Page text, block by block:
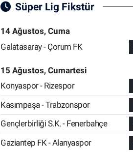
Süper Lig Fikstür
14 Ağustos, Cuma
Galatasaray - Çorum FK
15 Ağustos, Cumartesi
Konyaspor - Rizespor
Kasımpaşa - Trabzonspor
Gençlerbirliği S.K. - Fenerbahçe
Gaziantep FK - Alanyaspor